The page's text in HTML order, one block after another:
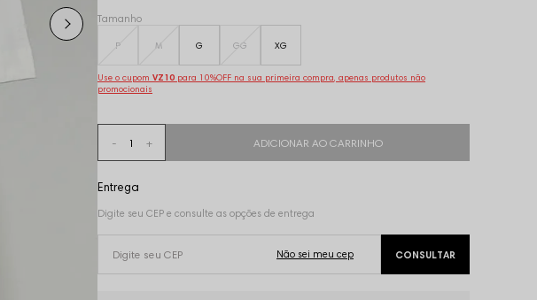
Tamanho
P M G GG XG
Use o cupom VZ10 para 10%OFF na sua primeira compra, apenas produtos não
promocionais